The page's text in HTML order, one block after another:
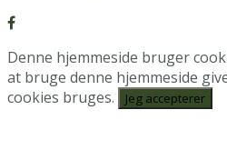
Denne hjemmeside bruger
at bruge denne hjemmeside
cookies bruges.
Jeg accepterer